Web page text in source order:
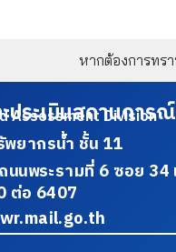
หากต้องการทร
ประเมินสถานกา
Assessment Division
ยากรน้ำ ชั้น 11
นนพระรามที่ 6 ซอย
ต่อ 6407